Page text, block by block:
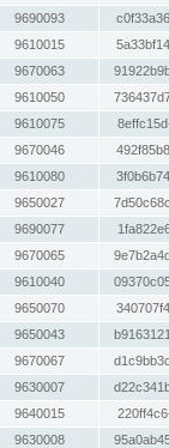
9690093
9610015
9670063
9610050
9610075
9670046
9610080
9650027
9690077
9670065
9610040
9650070
9650043
9670067
9630007
9640015
9630008